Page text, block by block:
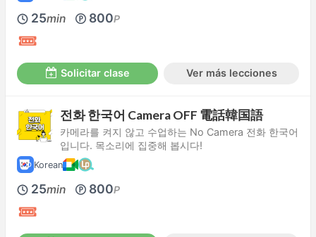
25min 800P
Solicitar clase Ver más lecciones
전화 한국어 Camera OFF 電話韓国語
카메라를 켜지 않고 수업하는 No Camera 전화 한국어
입니다. 목소리에 집중해 봅시다!
Korean
25min 800P